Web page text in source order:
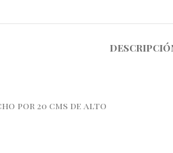
por 20 cms de alto